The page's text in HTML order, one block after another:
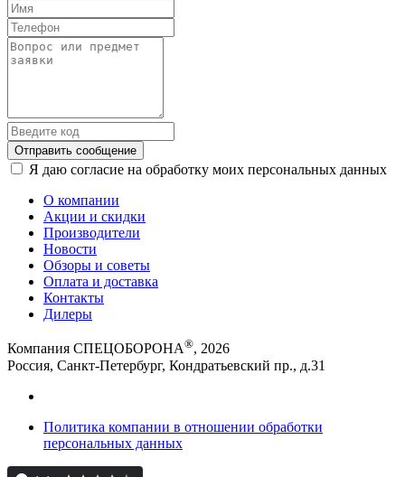
Отправить сообщение
Я даю согласие на обработку моих персональных данных
О компании
Акции и скидки
Производители
Новости
Обзоры и советы
Оплата и доставка
Контакты
Дилеры
Компания СПЕЦОБОРОНА®, 2026
Россия, Санкт-Петербург, Кондратьевский пр., д.31
Политика компании в отношении обработки
персональных данных